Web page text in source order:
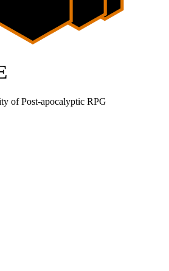
of Post-apocalyptic RPG